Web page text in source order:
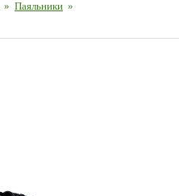
» Паяльники »